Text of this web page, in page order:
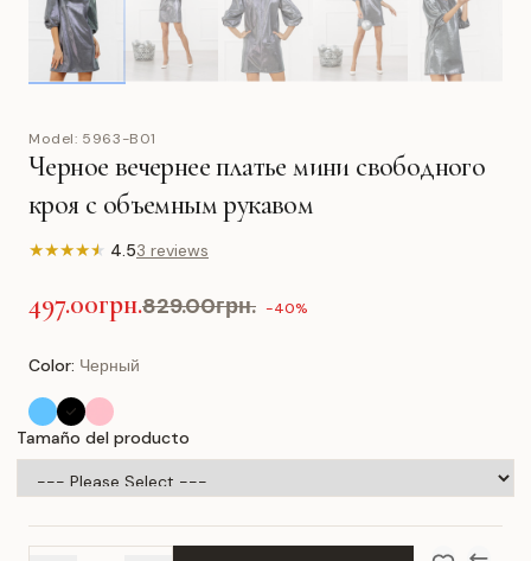
Model: 5963-B01
Черное вечернее платье мини свободного
кроя с объемным рукавом
★★★★★ 4.53 reviews
497.00грн.829.00грн. -40%
Color: Черный
Tamaño del producto